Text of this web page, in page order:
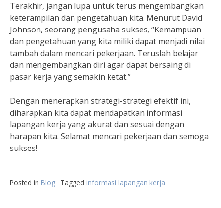
Terakhir, jangan lupa untuk terus mengembangkan
keterampilan dan pengetahuan kita. Menurut David
Johnson, seorang pengusaha sukses, “Kemampuan
dan pengetahuan yang kita miliki dapat menjadi nilai
tambah dalam mencari pekerjaan. Teruslah belajar
dan mengembangkan diri agar dapat bersaing di
pasar kerja yang semakin ketat.”
Dengan menerapkan strategi-strategi efektif ini,
diharapkan kita dapat mendapatkan informasi
lapangan kerja yang akurat dan sesuai dengan
harapan kita. Selamat mencari pekerjaan dan semoga
sukses!
Posted in Blog Tagged informasi lapangan kerja